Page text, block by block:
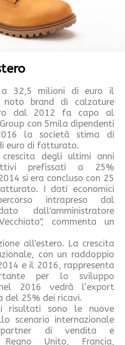
a 32,5 milioni di euro il
brand di calzature
dal 2012 fa capo al
con 5mila dipendenti
la società stima di
euro di fatturato.
degli ultimi anni
prefissati a 25%
si era concluso con 25
I dati economici
intrapreso dal
dall'amministratore
commenta un
all'estero. La crescita
con un raddoppio
e il 2016, rappresenta
per lo sviluppo
2016 vedrà l’export
del 25% dei ricavi.
risultati sono le nuove
scenario internazionale
di vendita e
Unito, Francia,